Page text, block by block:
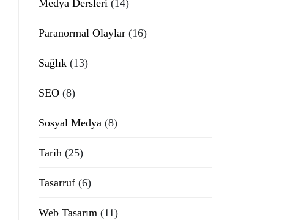
Medya Dersleri (14)
Paranormal Olaylar (16)
Sağlık (13)
SEO (8)
Sosyal Medya (8)
Tarih (25)
Tasarruf (6)
Web Tasarım (11)